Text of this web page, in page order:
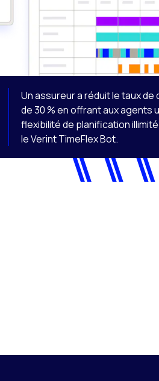
Un assureur a réduit le taux de
de 30 % en offrant aux agents
flexibilité de planification
le Verint TimeFlex Bot.